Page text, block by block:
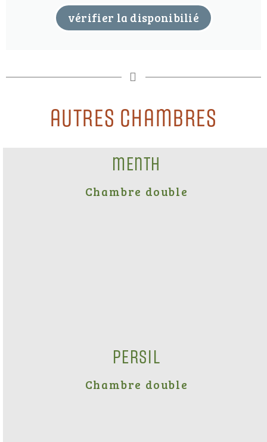
vérifier la disponibilié
Autres Chambres​
Menth
Chambre double
Persil
Chambre double